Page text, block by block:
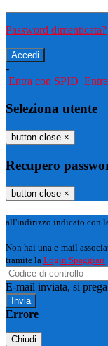
Password dimenticata?
-
Entra con SPID
Seleziona utente
button close ×
Recupero
button close ×
all'indirizzo indicato con
Non hai una e-mail
tramite la Login Spaggiari
E-mail inviata, si
Errore
Chiudi